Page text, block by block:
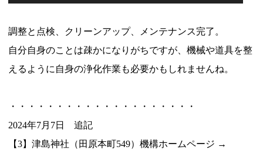
調整と点検、クリーンアップ、メンテナンス完了。
自分自身のことは疎かになりがちですが、機械や道具を整
えるように自身の浄化作業も必要かもしれませんね。
・・・・・・・・・・・・・・・・・・・・
2024年7月7日 追記
【3】津島神社（田原本町549）機構ホームページ →